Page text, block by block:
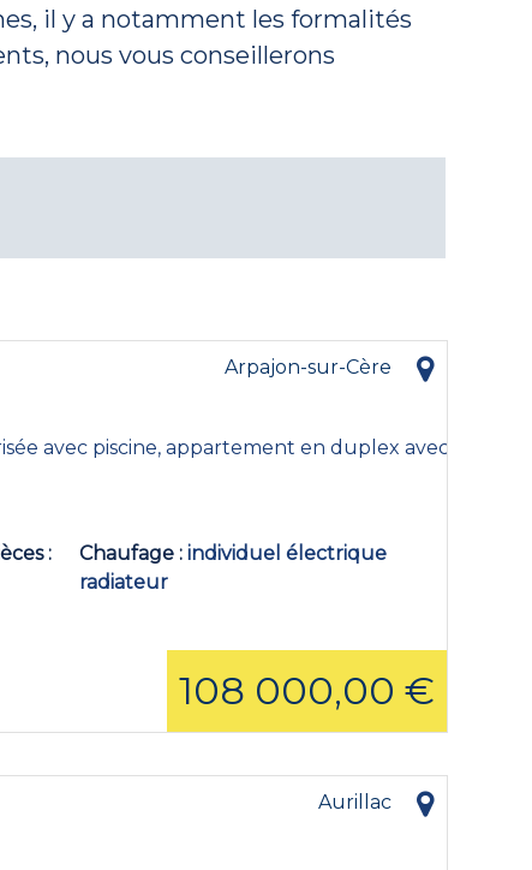
il y a notamment les formalités
nous vous conseillerons
Arpajon-sur-Cère
avec piscine, appartement en duplex avec,
Chaufage individuel électrique
radiateur
108 000,00 €
Aurillac